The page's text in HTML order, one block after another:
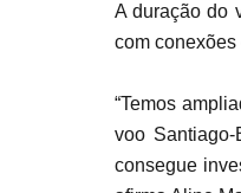
A duração do
com conexões
“Temos
voo
consegue